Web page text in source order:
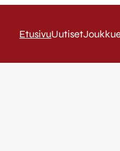
EtusivuUutiset